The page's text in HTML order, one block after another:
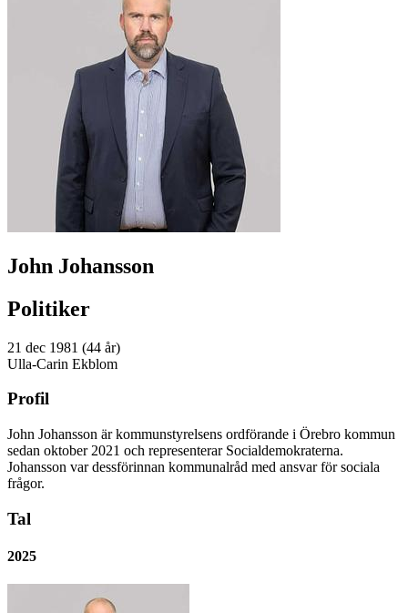
John Johansson
Politiker
21 dec 1981 (44 år)
Ulla-Carin Ekblom
Profil
John Johansson är kommunstyrelsens ordförande i Örebro kommun
sedan oktober 2021 och representerar Socialdemokraterna.
Johansson var dessförinnan kommunalråd med ansvar för sociala
frågor.
Tal
2025